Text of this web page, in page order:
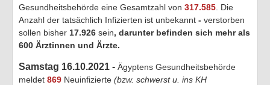
Gesundheitsbehörde eine Gesamtzahl von 317.585 . Die
Anzahl der tatsächlich Infizierten ist unbekannt - verstorben
sollen bisher 17.926 sein, darunter befinden sich mehr als
600 Ärztinnen und Ärzte.
Samstag 16.10.2021 - Ägyptens Gesundheitsbehörde
meldet 869 Neuinfizierte (bzw. schwerst u. ins KH